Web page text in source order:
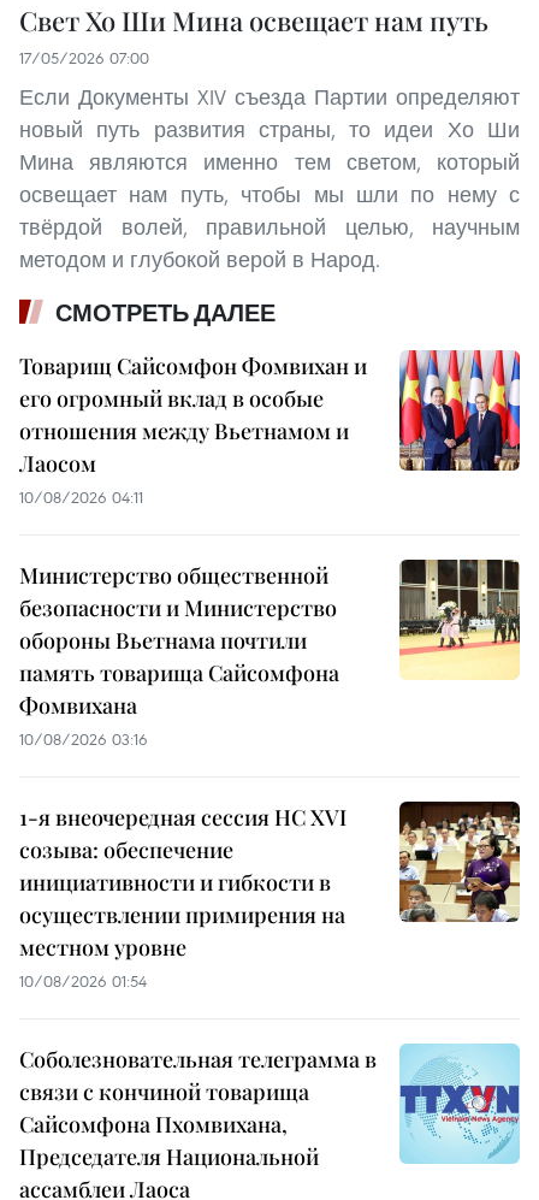
Свет Хо Ши Мина освещает нам путь
17/05/2026 07:00
Если Документы XIV съезда Партии определяют
новый путь развития страны, то идеи Хо Ши
Мина являются именно тем светом, который
освещает нам путь, чтобы мы шли по нему с
твёрдой волей, правильной целью, научным
методом и глубокой верой в Народ.
СМОТРЕТЬ ДАЛЕЕ
Товарищ Сайсомфон Фомвихан и
его огромный вклад в особые
отношения между Вьетнамом и
Лаосом
10/08/2026 04:11
Министерство общественной
безопасности и Министерство
обороны Вьетнама почтили
память товарища Сайсомфона
Фомвихана
10/08/2026 03:16
1-я внеочередная сессия НС XVI
созыва: обеспечение
инициативности и гибкости в
осуществлении примирения на
местном уровне
10/08/2026 01:54
Соболезновательная телеграмма в
связи с кончиной товарища
Сайсомфона Пхомвихана,
Председателя Национальной
ассамблеи Лаоса